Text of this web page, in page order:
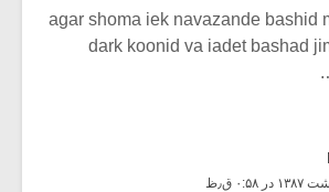
agar shoma iek navazande bashid
dark koonid va iadet bashad